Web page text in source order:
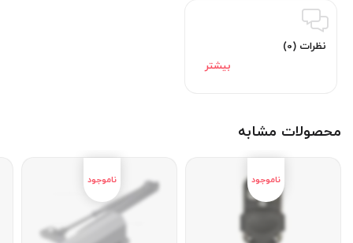
نظرات (0)
محصولات مشابه